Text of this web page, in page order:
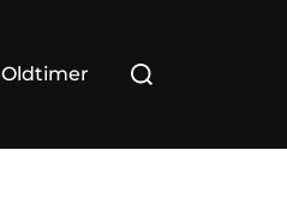
Oldtimer